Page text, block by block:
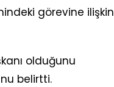
görevine ilişkin
olduğunu
belirtti.